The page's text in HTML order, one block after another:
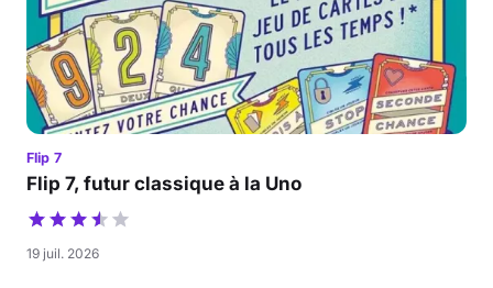
Flip 7
Flip 7, futur classique à la Uno
19 juil. 2026